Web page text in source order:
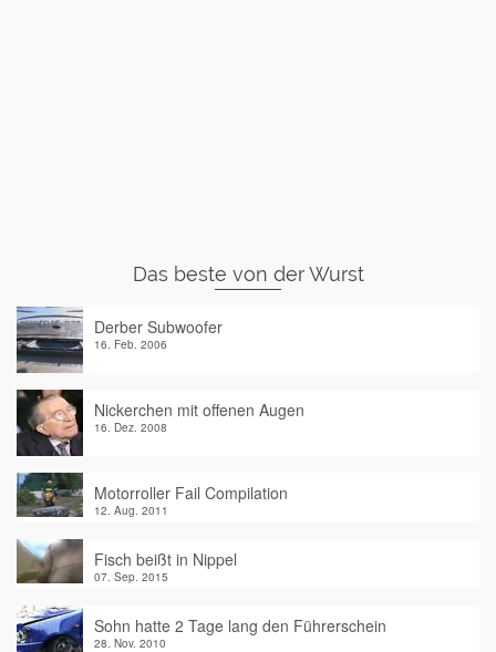
Das beste von der Wurst
Derber Subwoofer
16. Feb. 2006
Nickerchen mit offenen Augen
16. Dez. 2008
Motorroller Fail Compilation
12. Aug. 2011
Fisch beißt in Nippel
07. Sep. 2015
Sohn hatte 2 Tage lang den Führerschein
28. Nov. 2010